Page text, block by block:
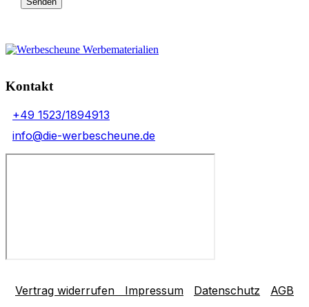
Kontakt
+49 1523/1894913
info@die-werbescheune.de
Vertrag widerrufen Impressum Datenschutz AGB